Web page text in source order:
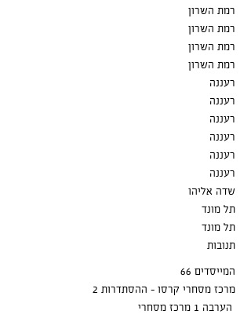
רמת השרון
רמת השרון
רמת השרון
רמת השרון
רעננה
רעננה
רעננה
רעננה
רעננה
רעננה
שדה אליהו
תל מונד
תל מונד
תנובות
המייסדים 66
מרכז מסחרי קרסו - ההסתדרות 2